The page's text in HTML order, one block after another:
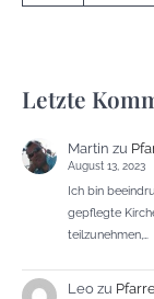
Letzte
Martin zu
August 13, 2023
Ich bin
gepflegte
teilzunehmen,…
Leozu